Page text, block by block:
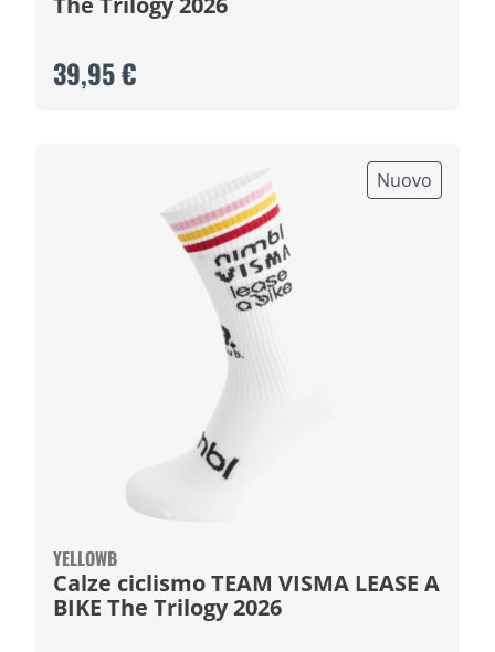
39,95 €
Nuovo
YELLOWB
Calze ciclismo TEAM VISMA LEASE A
BIKE The Trilogy 2026